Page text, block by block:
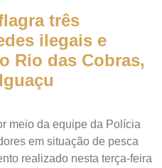
três
ilegais e
Rio das Cobras,
meio da equipe da Polícia
em situação de pesca
realizado nesta terça-feira